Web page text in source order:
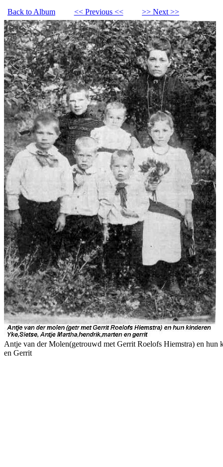
Back to Album << Previous << >> Next >>
Antje van der Molen(getrouwd met Gerrit Roelofs Hiemstra) en
en Gerrit